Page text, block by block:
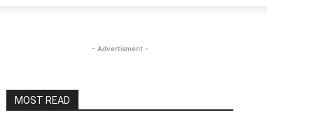
- Advertisment -
MOST READ